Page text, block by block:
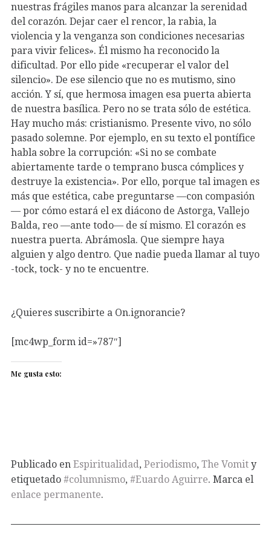
nuestras frágiles manos para alcanzar la serenidad
del corazón. Dejar caer el rencor, la rabia, la
violencia y la venganza son condiciones necesarias
para vivir felices». Él mismo ha reconocido la
dificultad. Por ello pide «recuperar el valor del
silencio». De ese silencio que no es mutismo, sino
acción. Y sí, que hermosa imagen esa puerta abierta
de nuestra basílica. Pero no se trata sólo de estética.
Hay mucho más: cristianismo. Presente vivo, no sólo
pasado solemne. Por ejemplo, en su texto el pontífice
habla sobre la corrupción: «Si no se combate
abiertamente tarde o temprano busca cómplices y
destruye la existencia». Por ello, porque tal imagen es
más que estética, cabe preguntarse —con compasión
— por cómo estará el ex diácono de Astorga, Vallejo
Balda, reo —ante todo— de sí mismo. El corazón es
nuestra puerta. Abrámosla. Que siempre haya
alguien y algo dentro. Que nadie pueda llamar al tuyo
-tock, tock- y no te encuentre.
¿Quieres suscribirte a On.ignorancie?
[mc4wp_form id=»787″]
Me gusta esto:
Publicado en Espiritualidad, Periodismo, The Vomit y
etiquetado #columnismo, #Euardo Aguirre. Marca el
enlace permanente.